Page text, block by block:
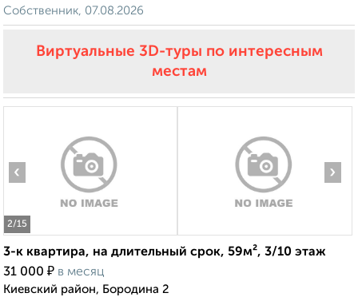
Собственник, 07.08.2026
Виртуальные 3D-туры по интересным
местам
2/15
‹ ›
3-к квартира, на длительный срок, 59м², 3/10 этаж
31 000 ₽ в месяц
Киевский район, Бородина 2